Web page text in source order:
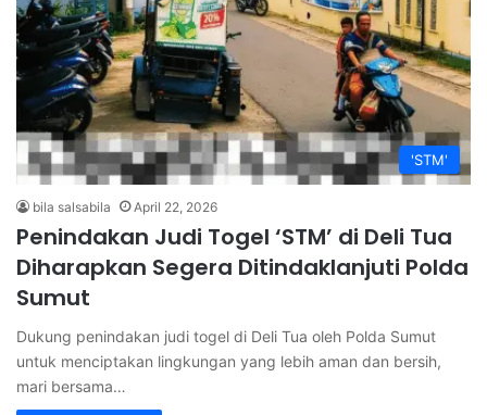
'STM'
bila salsabila April 22, 2026
Penindakan Judi Togel ‘STM’ di Deli Tua
Diharapkan Segera Ditindaklanjuti Polda
Sumut
Dukung penindakan judi togel di Deli Tua oleh Polda Sumut
untuk menciptakan lingkungan yang lebih aman dan bersih,
mari bersama…